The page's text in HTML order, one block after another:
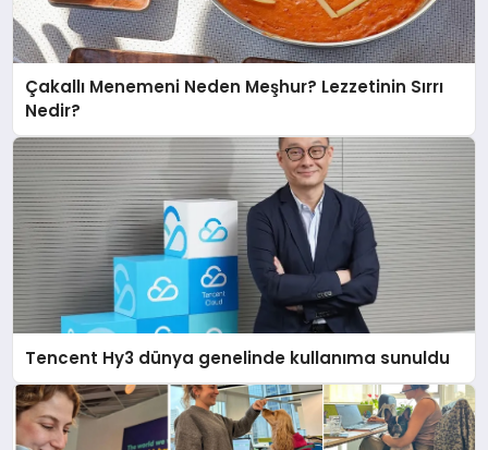
Çakallı Menemeni Neden Meşhur? Lezzetinin Sırrı
Nedir?
Tencent Hy3 dünya genelinde kullanıma sunuldu